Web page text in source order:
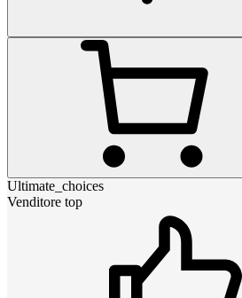
Ultimate_choices
Venditore top